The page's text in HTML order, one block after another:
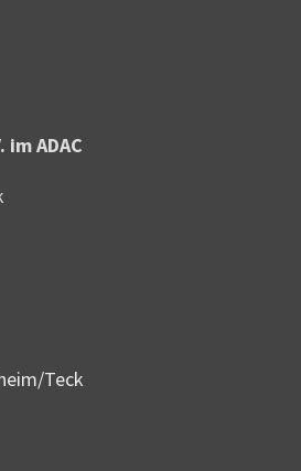
ADAC
Teck